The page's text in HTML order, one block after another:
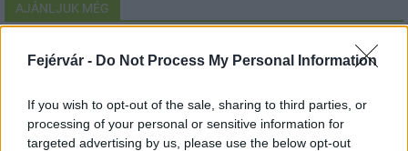
Fejérvár - Do Not Process My Personal Information
If you wish to opt-out of the sale, sharing to third parties, or
processing of your personal or sensitive information for
targeted advertising by us, please use the below opt-out
AJÁNLJUK MÉG
Aktuális